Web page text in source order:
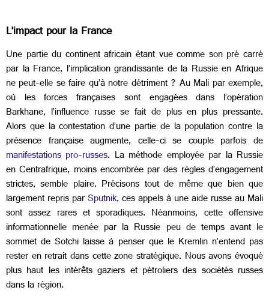
L’impact pour la France
Une partie du continent africain étant vue comme son pré carré
par la France, l’implication grandissante de la Russie en Afrique
ne peut-elle se faire qu’à notre détriment ? Au Mali par exemple,
où les forces françaises sont engagées dans l’opération
Barkhane, l’influence russe se fait de plus en plus pressante.
Alors que la contestation d’une partie de la population contre la
présence française augmente, celle-ci se couple parfois de
manifestations pro-russes. La méthode employée par la Russie
en Centrafrique, moins encombrée par des règles d’engagement
strictes, semble plaire. Précisons tout de même que bien que
largement repris parSputnik, ces appels à une aide russe au Mali
sont assez rares et sporadiques. Néanmoins, cette offensive
informationnelle menée par la Russie peu de temps avant le
sommet de Sotchi laisse à penser que le Kremlin n’entend pas
rester en retrait dans cette zone stratégique. Nous avons évoqué
plus haut les intérêts gaziers et pétroliers des sociétés russes
dans la région.